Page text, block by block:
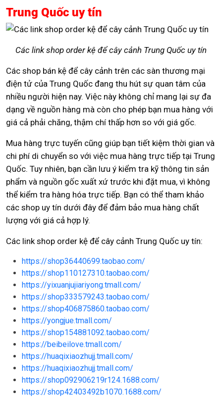
Trung Quốc uy tín
Các link shop order kệ để cây cảnh Trung Quốc uy tín
Các shop bán kệ để cây cảnh trên các sàn thương mại
điện tử của Trung Quốc đang thu hút sự quan tâm của
nhiều người hiện nay. Việc này không chỉ mang lại sự đa
dạng về nguồn hàng mà còn cho phép bạn mua hàng với
giá cả phải chăng, thậm chí thấp hơn so với giá gốc.
Mua hàng trực tuyến cũng giúp bạn tiết kiệm thời gian và
chi phí di chuyển so với việc mua hàng trực tiếp tại Trung
Quốc. Tuy nhiên, bạn cần lưu ý kiểm tra kỹ thông tin sản
phẩm và nguồn gốc xuất xứ trước khi đặt mua, vì không
thể kiểm tra hàng hóa trực tiếp. Bạn có thể tham khảo
các shop uy tín dưới đây để đảm bảo mua hàng chất
lượng với giá cả hợp lý.
Các link shop order kệ để cây cảnh Trung Quốc uy tín:
https://shop36440699.taobao.com/
https://shop110127310.taobao.com/
https://yixuanjujiariyong.tmall.com/
https://shop333579243.taobao.com/
https://shop406875860.taobao.com/
https://yongjue.tmall.com/
https://shop154881092.taobao.com/
https://beibeilove.tmall.com/
https://huaqixiaozhujj.tmall.com/
https://huaqixiaozhujj.tmall.com/
https://shop092906219r124.1688.com/
https://shop42403492b1070.1688.com/